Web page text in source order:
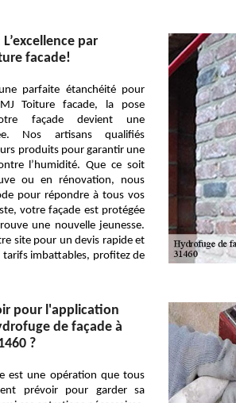
par
facade!
parfaite étanchéité pour
Toiture facade, la pose
façade devient une
Nos artisans qualifiés
produits pour garantir une
l’humidité. Que ce soit
ou en rénovation, nous
pour répondre à tous vos
votre façade est protégée
une nouvelle jeunesse.
site pour un devis rapide et
tarifs imbattables, profitez de
pour l'application
de façade à
?
est une opération que tous
prévoir pour garder sa